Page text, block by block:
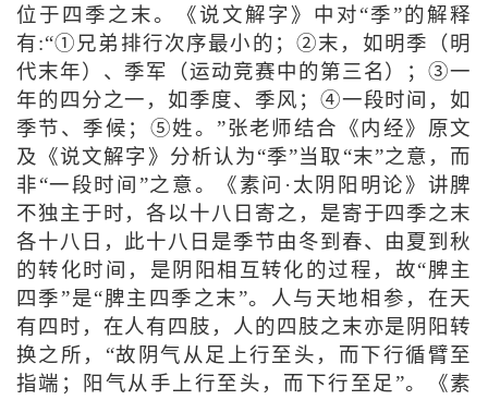
位于四季之末。《说文解字》中对“季”的解释
有:“①兄弟排行次序最小的；②末，如明季（明
代末年）、季军（运动竞赛中的第三名）；③一
年的四分之一，如季度、季风；④一段时间，如
季节、季候；⑤姓。”张老师结合《内经》原文
及《说文解字》分析认为“季”当取“末”之意，而
非“一段时间”之意。《素问·太阴阳明论》讲脾
不独主于时，各以十八日寄之，是寄于四季之末
各十八日，此十八日是季节由冬到春、由夏到秋
的转化时间，是阴阳相互转化的过程，故“脾主
四季”是“脾主四季之末”。人与天地相参，在天
有四时，在人有四肢，人的四肢之末亦是阴阳转
换之所，“故阴气从足上行至头，而下行循臂至
指端；阳气从手上行至头，而下行至足”。《素